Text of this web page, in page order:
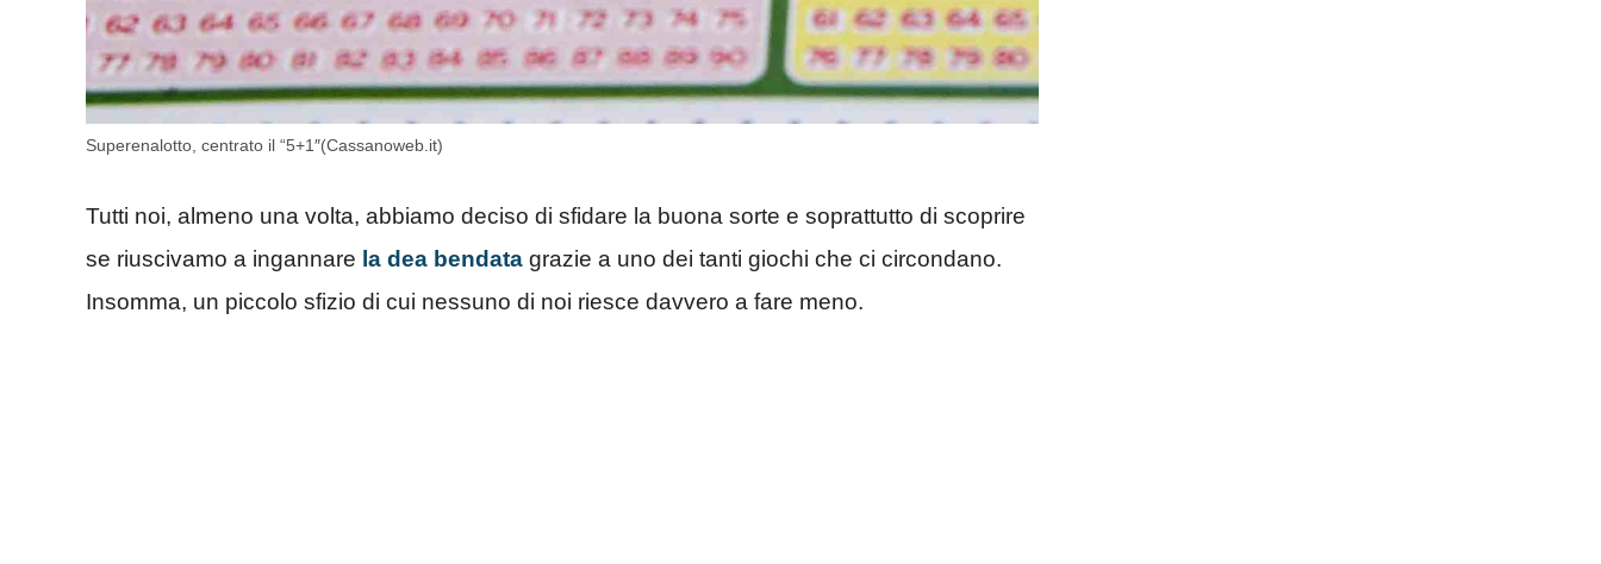
Superenalotto, centrato il “5+1″(Cassanoweb.it)
Tutti noi, almeno una volta, abbiamo deciso di sfidare la buona sorte e soprattutto di scoprire
se riuscivamo a ingannare la dea bendata grazie a uno dei tanti giochi che ci circondano.
Insomma, un piccolo sfizio di cui nessuno di noi riesce davvero a fare meno.